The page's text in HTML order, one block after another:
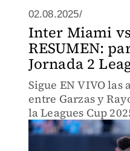
02.08.2025/
Inter Miami
RESUMEN:
Jornada 2
Sigue EN VIVO
entre Garzas y
la Leagues Cup